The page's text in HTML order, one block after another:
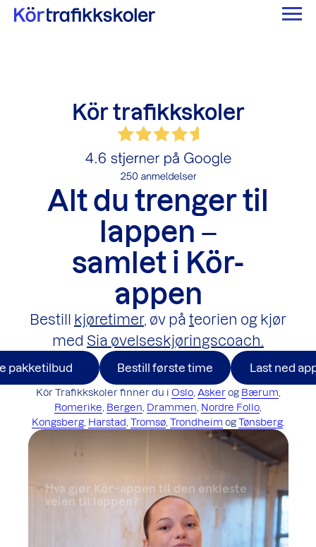
Kör trafikkskoler
Alt du trenger til
lappen –
samlet i Kör-
appen
Bestill kjøretimer, øv på teorien og kjør
med Sia øvelseskjøringscoach.
pakketilbud Bestill første time Last ned
Kör Trafikkskoler finner du i Oslo, Askerog Bærum
Romerike Bergen Drammen Nordre Follo
Kongsberg, Harstad Tromsø, Trondheim ogTønsberg.